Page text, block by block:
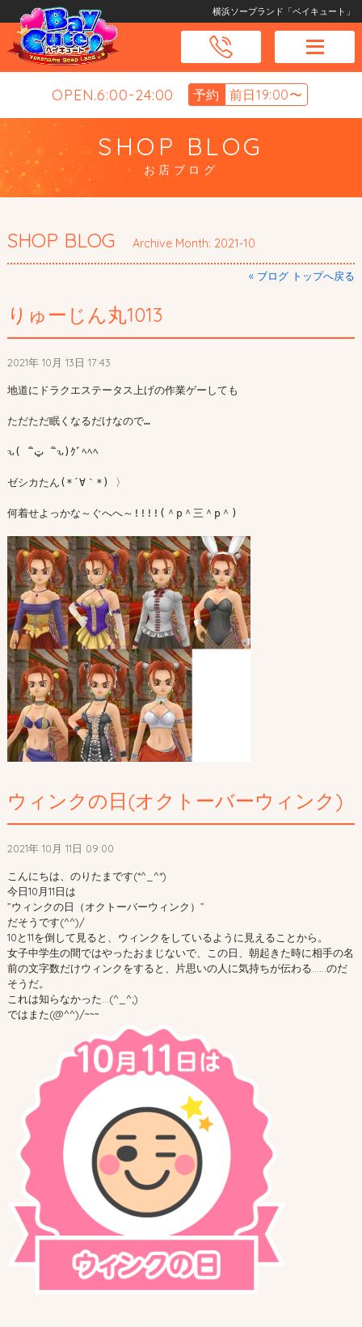
横浜ソープランド「ベイキュート」
OPEN.6:00-24:00 予約 前日19:00〜
SHOP BLOG
お店ブログ
SHOP BLOG Archive Month: 2021-10
« ブログ トップへ戻る
りゅーじん丸1013
2021年 10月 13日 17:43
地道にドラクエステータス上げの作業ゲーしても
ただただ眠くなるだけなので…
ԅ(  ิټ  ิԅ)ｸﾞﾍﾍﾍ
ゼシカたん(*´∀｀*) 〉
何着せよっかな～ぐへへ～!!!!(＾p＾三＾p＾)
ウィンクの日(オクトーバーウィンク)
2021年 10月 11日 09:00
こんにちは、のりたまです(*^_^*)
今日10月11日は
”ウィンクの日（オクトーバーウィンク）”
だそうです(^^)/
10と11を倒して見ると、ウィンクをしているように見えることから。
女子中学生の間ではやったおまじないで、この日、朝起きた時に相手の名
前の文字数だけウィンクをすると、片思いの人に気持ちが伝わる……のだ
そうだ。
これは知らなかった…(^_^;)
ではまた(@^^)/~~~